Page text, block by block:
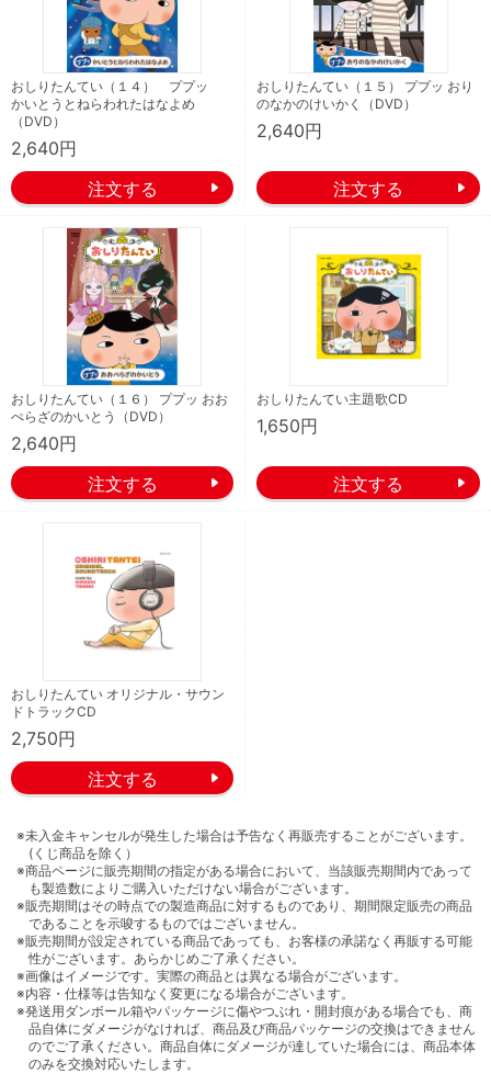
おしりたんてい（１４） ププッ
かいとうとねらわれたはなよめ
（DVD）
2,640円
おしりたんてい（１５） ププッ おり
のなかのけいかく（DVD）
2,640円
おしりたんてい（１６） ププッ おお
ぺらざのかいとう（DVD）
2,640円
おしりたんてい主題歌CD
1,650円
おしりたんてい オリジナル・サウン
ドトラックCD
2,750円
※未入金キャンセルが発生した場合は予告なく再販売することがございます。
(くじ商品を除く）
※商品ページに販売期間の指定がある場合において、当該販売期間内であって
も製造数によりご購入いただけない場合がございます。
※販売期間はその時点での製造商品に対するものであり、期間限定販売の商品
であることを示唆するものではございません。
※販売期間が設定されている商品であっても、お客様の承諾なく再販する可能
性がございます。あらかじめご了承ください。
※画像はイメージです。実際の商品とは異なる場合がございます。
※内容・仕様等は告知なく変更になる場合がございます。
※発送用ダンボール箱やパッケージに傷やつぶれ・開封痕がある場合でも、商
品自体にダメージがなければ、商品及び商品パッケージの交換はできません
のでご了承ください。商品自体にダメージが達していた場合には、商品本体
のみを交換対応いたします。